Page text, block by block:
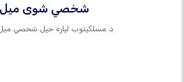
شخصي شوی
د مسلکيتوب لپاره خپل شخصي